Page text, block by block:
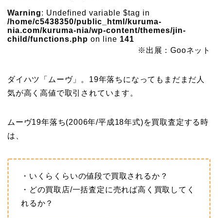
Warning: Undefined variable $tag in
/home/c5438350/public_html/kuruma-
nia.com/kuruma-nia/wp-content/themes/jin-
child/functions.php on line 141
※出展：Gooネット
ダイハツ「ムーヴ」。19年落ちになってもまだまだ人
気が高く高値で取引されています。
ムーヴ19年落ち(2006年/平成18年式)を買取査定する時
は、
・いくらくらいの値段で買取されるか？
・どの買取店/一括査定に売れば高く買取してく
れるか？